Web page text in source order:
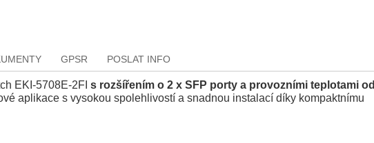
GPSR POSLAT INFO
EKI-5708E-2FI s rozšířením o 2 x SFP porty a provozními teplotami od
aplikace s vysokou spolehlivostí a snadnou instalací díky kompaktnímu